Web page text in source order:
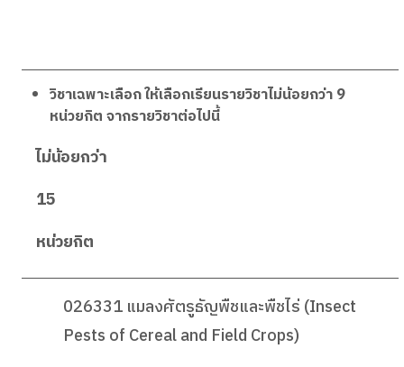
วิชาเฉพาะเลือก ให้เลือกเรียนรายวิชาไม่น้อยกว่า 9
หน่วยกิต จากรายวิชาต่อไปนี้
ไม่น้อยกว่า
15
หน่วยกิต
026331 แมลงศัตรูธัญพืชและพืชไร่ (Insect
Pests of Cereal and Field Crops)